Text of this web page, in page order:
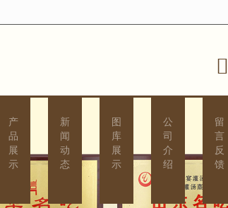
产
品
展
示
新
闻
动
态
图
库
展
示
公
司
介
绍
留
言
反
馈